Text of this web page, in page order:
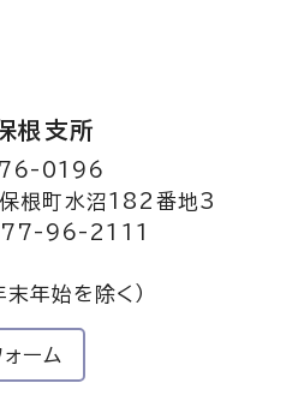
根支所
0196
根町水沼182番地3
96-2111
末年始を除く）
ーム